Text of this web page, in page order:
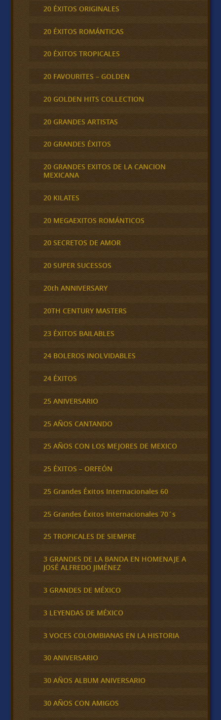
20 ÉXITOS ORIGINALES
20 ÉXITOS ROMÁNTICAS
20 ÉXITOS TROPICALES
20 FAVOURITES – GOLDEN
20 GOLDEN HITS COLLECTION
20 GRANDES ARTISTAS
20 GRANDES ÉXITOS
20 GRANDES EXITOS DE LA CANCION
MEXICANA
20 KILATES
20 MEGAEXITOS ROMÁNTICOS
20 SECRETOS DE AMOR
20 SUPER SUCESSOS
20th ANNIVERSARY
20TH CENTURY MASTERS
23 ÉXITOS BAILABLES
24 BOLEROS INOLVIDABLES
24 ÉXITOS
25 ANIVERSARIO
25 AÑOS CANTANDO
25 AÑOS CON LOS MEJORES DE MEXICO
25 ÉXITOS – ORFEÓN
25 Grandes Éxitos Internacionales 60
25 Grandes Éxitos Internacionales 70´s
25 TROPICALES DE SIEMPRE
3 GRANDES DE LA BANDA EN HOMENAJE A
JOSÉ ALFREDO JIMÉNEZ
3 GRANDES DE MÉXICO
3 LEYENDAS DE MÉXICO
3 VOCES COLOMBIANAS EN LA HISTORIA
30 ANIVERSARIO
30 AÑOS ALBUM ANIVERSARIO
30 AÑOS CON AMIGOS